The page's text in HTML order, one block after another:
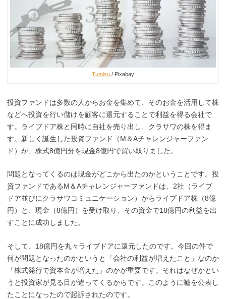
Tumisu / Pixabay
投資ファンドは多数の人からお金を集めて、そのお金を活用して株
などへ投資を行い儲けを顧客に還元することで利益を得る会社で
す。ライブドア株と同時に自社を売り出し、 クラサワの株を得ま
す。 新しく誕生した投資ファンド（M＆Aチャレンジャーファン
ド）が、株式8億円分を現金8億円で買い取りました。
問題となってくるのは現金がどこから出たのかということです。投
資ファンドであるM＆Aチャレンジャーファンドは、2社（ライブ
ドア並びにクラサワコミュニケーション）からライブドア株（8億
円）と、現金（8億円）を受け取り、その資金で18億円の利益を出
すことに成功しました。
そして、18億円を丸々ライブドアに還元したのです。今回の件で
何が問題となったのかというと「会社の利益が増えたこと」なのか
「株式発行で資本金が増えた」のかが重要です。 それはなぜかとい
うと投資家が見る目が違ってくるからです。このように嘘を公表し
たことになったので起訴されたのです。